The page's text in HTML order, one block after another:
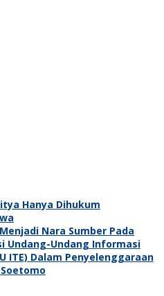
Hanya Dihukum
Nara Sumber Pada
Undang-Undang Informasi
ITE) Dalam Penyelenggaraan